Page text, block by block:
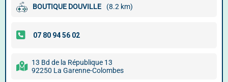
BOUTIQUE DOUVILLE (8.2 km)
13 Bd de la République 13
92250 La Garenne-Colombes